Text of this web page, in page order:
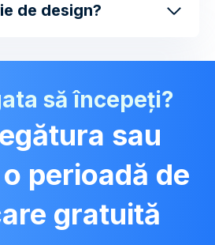
de design?
să începeți?
sau
perioadă de
gratuită